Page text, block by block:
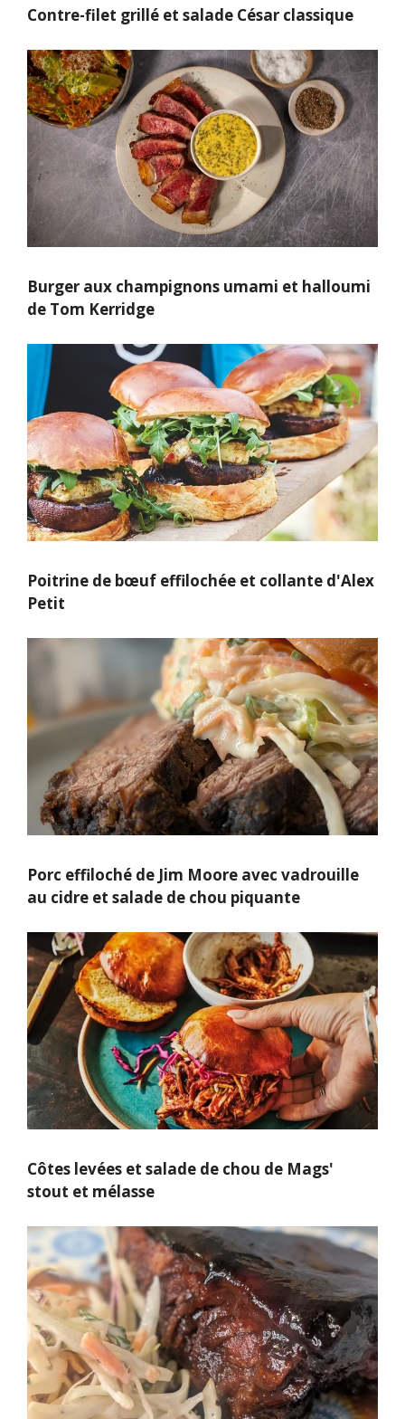
Contre-filet grillé et salade César classique
Burger aux champignons umami et halloumi
de Tom Kerridge
Poitrine de bœuf effilochée et collante d'Alex
Petit
Porc effiloché de Jim Moore avec vadrouille
au cidre et salade de chou piquante
Côtes levées et salade de chou de Mags'
stout et mélasse